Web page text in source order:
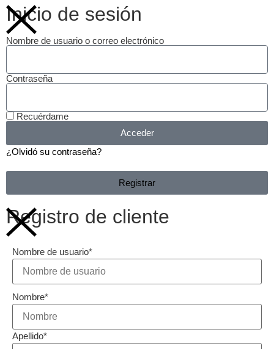
Inicio de sesión
Nombre de usuario o correo electrónico
Contraseña
Recuérdame
Acceder
¿Olvidó su contraseña?
Registrar
Registro de cliente
Nombre de usuario*
Nombre*
Apellido*